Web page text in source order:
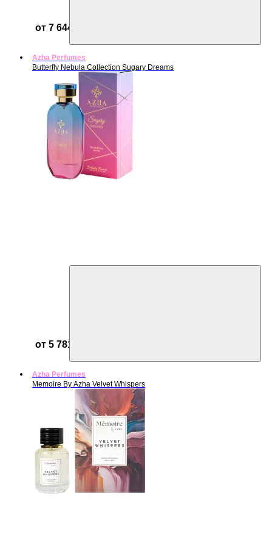
от 7 644 ₽
Azha Perfumes
Butterfly Nebula Collection Sugary Dreams
от 5 781 ₽
Azha Perfumes
Memoire By Azha Velvet Whispers